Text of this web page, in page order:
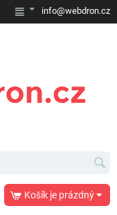
info@webdron.cz
Košík je prázdný